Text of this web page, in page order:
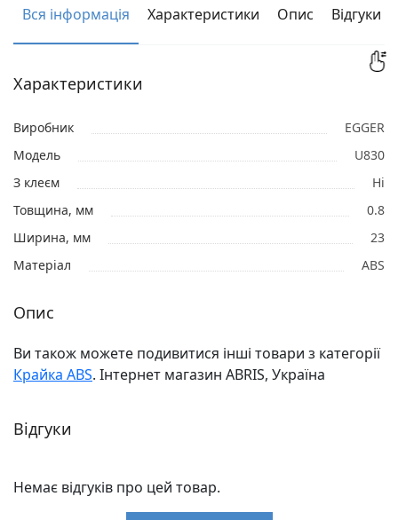
Вся інформація Характеристики Опис Відгуки
Характеристики
Виробник
EGGER
Модель
U830
З клеєм
Ні
Товщина, мм
0.8
Ширина, мм
23
Матеріал
ABS
Опис
Ви також можете подивитися інші товари з категорії
Крайка ABS. Інтернет магазин ABRIS, Україна
Відгуки
Немає відгуків про цей товар.